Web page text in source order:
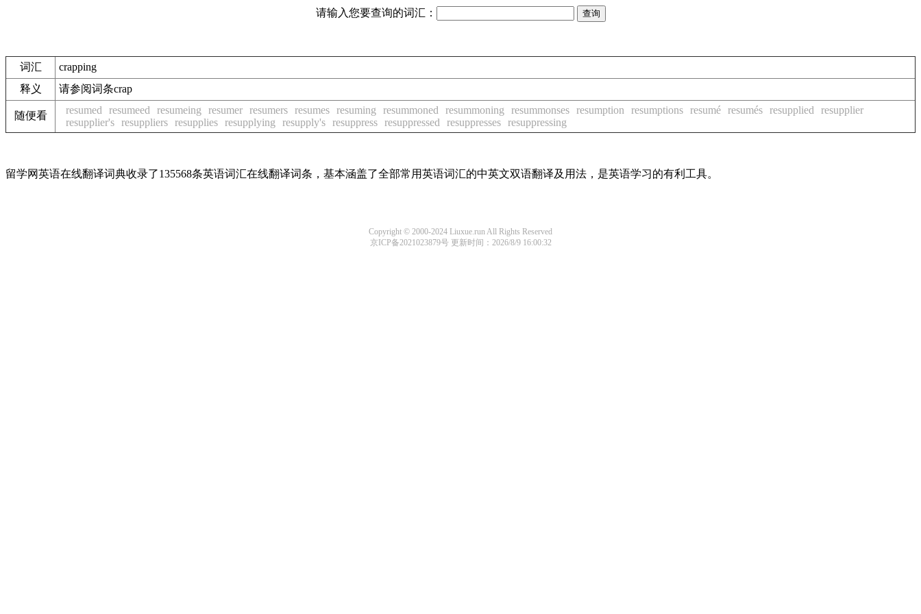
请输入您要查询的词汇：
词汇
crapping
释义
请参阅词条crap
随便看 resumed resumeed resumeing resumer resumers resumes resuming resummoned resummoning resummonses resumption resumptions resumé resumés resupplied
resupplier
resupplier's resuppliers resupplies resupplying resupply's resuppress resuppressed resuppresses resuppressing
留学网英语在线翻译词典收录了135568条英语词汇在线翻译词条，基本涵盖了全部常用英语词汇的中英文双语翻译及用法，是英语学习的有利工具。
Copyright © 2000-2024 Liuxue.run All Rights Reserved
京ICP备2021023879号更新时间：2026/8/9 16:00:32